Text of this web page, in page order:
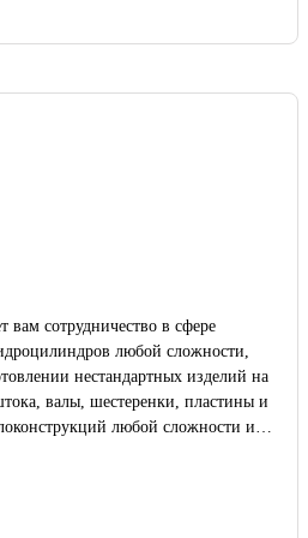
срочные заказы. Возможен выезд
производственный участок и
вам сотрудничество в сфере
любой сложности,
нестандартных изделий на
валы, шестеренки, пластины и
любой сложности и
свой цех гальванической,